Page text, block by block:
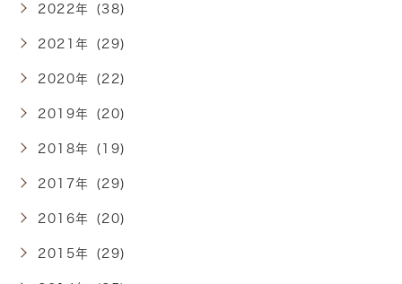
2022年 (38)
2021年 (29)
2020年 (22)
2019年 (20)
2018年 (19)
2017年 (29)
2016年 (20)
2015年 (29)